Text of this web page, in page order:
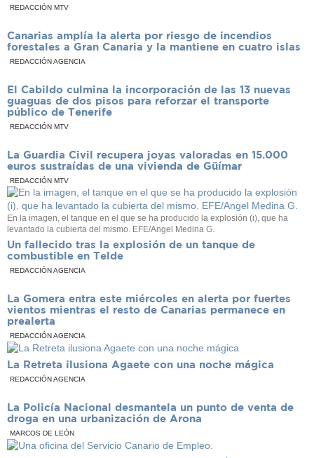
REDACCIÓN MTV
Canarias amplía la alerta por riesgo de incendios
forestales a Gran Canaria y la mantiene en cuatro islas
REDACCIÓN AGENCIA
El Cabildo culmina la incorporación de las 13 nuevas
guaguas de dos pisos para reforzar el transporte
público de Tenerife
REDACCIÓN MTV
La Guardia Civil recupera joyas valoradas en 15.000
euros sustraídas de una vivienda de Güímar
REDACCIÓN MTV
En la imagen, el tanque en el que se ha producido la explosión (i), que ha
levantado la cubierta del mismo. EFE/Angel Medina G.
Un fallecido tras la explosión de un tanque de
combustible en Telde
REDACCIÓN AGENCIA
La Gomera entra este miércoles en alerta por fuertes
vientos mientras el resto de Canarias permanece en
prealerta
REDACCIÓN AGENCIA
La Retreta ilusiona Agaete con una noche mágica
REDACCIÓN AGENCIA
La Policía Nacional desmantela un punto de venta de
droga en una urbanización de Arona
MARCOS DE LEÓN